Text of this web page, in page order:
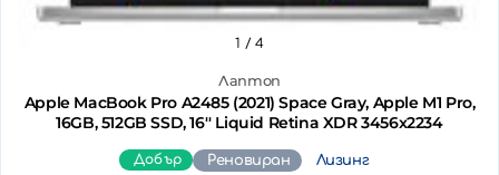
Лаптоп
Apple MacBook Pro A2485 (2021) Space Gray, Apple M1 Pro,
16GB, 512GB SSD, 16'' Liquid Retina XDR 3456x2234
1 / 4
Добър Реновиран Лизинг